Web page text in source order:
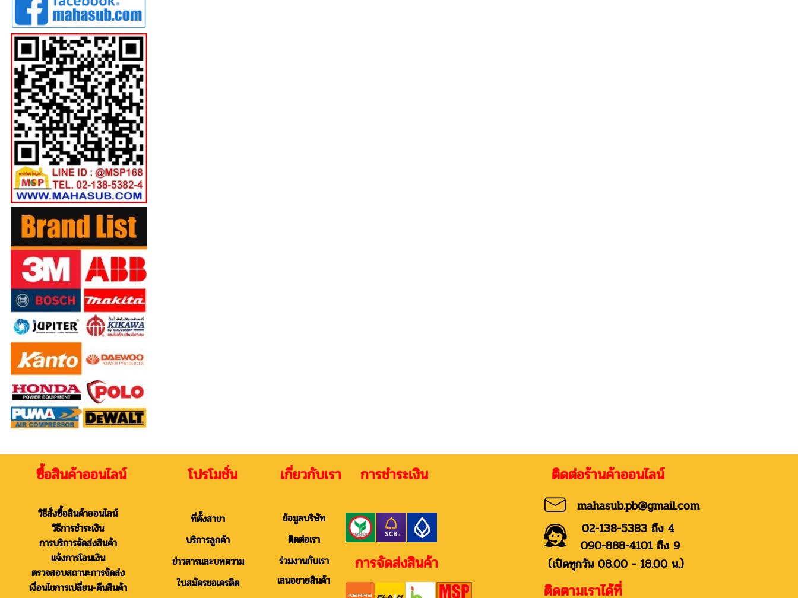
ซื้อสินค้าออนไลน์ โปรโมชั่น เกี่ยวกับเรา การชำระเงิน ติดต่อร้านค้าออนไลน์
วิธีสั่งซื้อสินค้าออนไลน์
วิธีการชำระเงิน
การบริการจัดส่งสินค้า
แจ้งการโอนเงิน
ตรวจสอบสถานะการจัดส่ง
เงื่อนไขการเปลี่ยน-คืนสินค้า
ที่ตั้งสาขา
บริการลูกค้า
ข่าวสารและบทความ
ใบสมัครขอเครดิต
ข้อมูลบริษัท
ติดต่อเรา
ร่วมงานกับเรา
เสนอขายสินค้า
การจัดส่งสินค้า
mahasub.pb@gmail.com
02-138-5383 ถึง 4
090-888-4101 ถึง 9
(เปิดทุกวัน 08.00 - 18.00 น.)
ติดตามเราได้ที่